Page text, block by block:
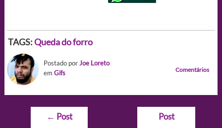
TAGS:Queda do forro
Postado porJoe Loreto
em Gifs Comentários
Navegação
← Post
Post